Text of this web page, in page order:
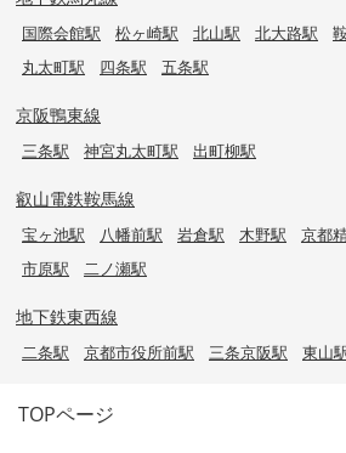
国際会館駅 松ヶ崎駅 北山駅 北大路駅
丸太町駅
四条駅 五条駅
京阪鴨東線
三条駅 神宮丸太町駅 出町柳駅
叡山電鉄鞍馬線
宝ヶ池駅 八幡前駅 岩倉駅 木野駅 京都
市原駅
二ノ瀬駅
地下鉄東西線
二条駅 京都市役所前駅 三条京阪駅 東山
TOPページ